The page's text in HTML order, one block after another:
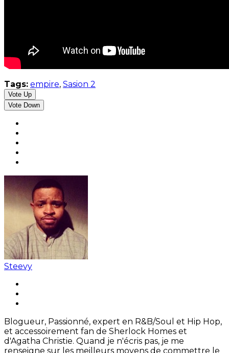
Tags: empire, Sasion 2
Vote Up
Vote Down
Steevy
Blogueur, Passionné, expert en R&B/Soul et Hip Hop,
et accessoirement fan de Sherlock Homes et
d'Agatha Christie. Quand je n'écris pas, je me
renseigne sur les meilleurs moyens de commettre le